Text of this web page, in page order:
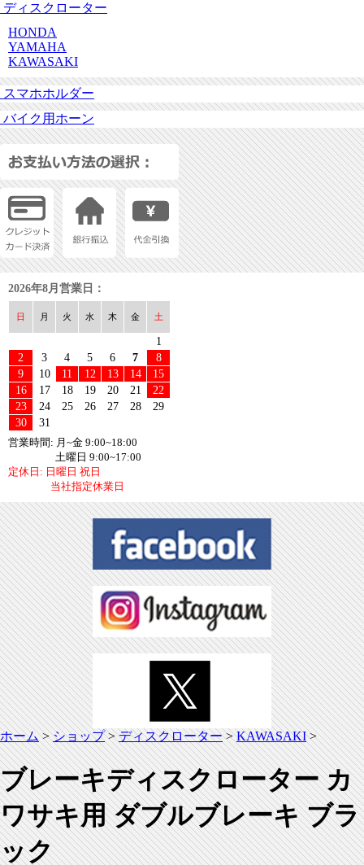
ディスクローター
HONDA
YAMAHA
KAWASAKI
スマホホルダー
バイク用ホーン
2026年8月営業日：
日 月 火 水 木 金 土
1
2
3 4 5 6 7
8
9
10 11 12 13 14
15
16
17 18 19 20 21
22
23
24 25 26 27 28
29
30
31
営業時間: 月~金 9:00~18:00
土曜日 9:00~17:00
定休日: 日曜日 祝日
当社指定休業日
ホーム>ショップ>ディスクローター>KAWASAKI>
ブレーキディスクローター カ
ワサキ用 ダブルブレーキ ブラ
ック